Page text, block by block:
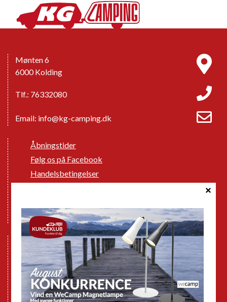
Mønten 6
6000 Kolding
Tlf.: 76332080
Email: info@kg-camping.dk
Åbningstider
Følg os på Facebook
Handelsbetingelser
GPDR - Optagelse af foto og video
Nye Campingvogne
Nye Autocampere og Vans
Brugte Campingvogne
Brugte Autocampere og Vans
Webshop